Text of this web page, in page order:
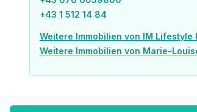
+43 1 512 14 84
Weitere Immobilien von IM Lifestyle
Weitere Immobilien von Marie-